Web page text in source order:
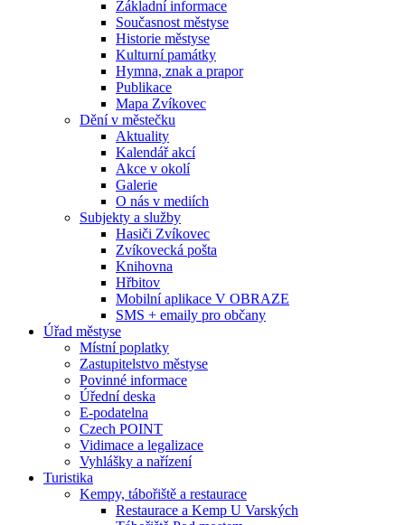
Základní informace
Současnost městyse
Historie městyse
Kulturní památky
Hymna, znak a prapor
Publikace
Mapa Zvíkovec
Dění v městečku
Aktuality
Kalendář akcí
Akce v okolí
Galerie
O nás v mediích
Subjekty a služby
Hasiči Zvíkovec
Zvíkovecká pošta
Knihovna
Hřbitov
Mobilní aplikace V OBRAZE
SMS + emaily pro občany
Úřad městyse
Místní poplatky
Zastupitelstvo městyse
Povinné informace
Úřední deska
E-podatelna
Czech POINT
Vidimace a legalizace
Vyhlášky a nařízení
Turistika
Kempy, tábořiště a restaurace
Restaurace a Kemp U Varských